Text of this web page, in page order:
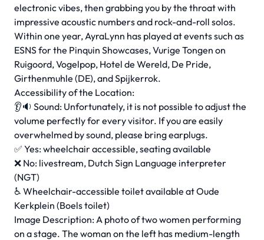
electronic vibes, then grabbing you by the throat with
impressive acoustic numbers and rock-and-roll solos.
Within one year, AyraLynn has played at events such as
ESNS for the Pinquin Showcases, Vurige Tongen on
Ruigoord, Vogelpop, Hotel de Wereld, De Pride,
Girthenmuhle (DE), and Spijkerrok.
Accessibility of the Location:
👂🔉 Sound: Unfortunately, it is not possible to adjust the
volume perfectly for every visitor. If you are easily
overwhelmed by sound, please bring earplugs.
✅ Yes: wheelchair accessible, seating available
❌ No: livestream, Dutch Sign Language interpreter
(NGT)
♿ Wheelchair-accessible toilet available at Oude
Kerkplein (Boels toilet)
Image Description: A photo of two women performing
on a stage. The woman on the left has medium-length